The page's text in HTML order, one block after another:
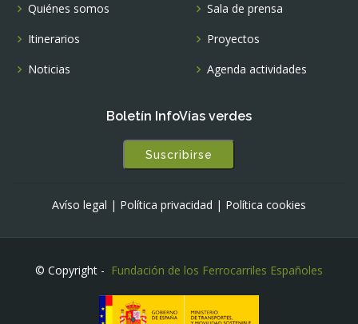
Quiénes somos
Itinerarios
Noticias
Sala de prensa
Proyectos
Agenda actividades
Boletín InfoVías verdes
Suscribirse
Avíso legal | Política privacidad | Política cookies
© Copyright - Fundación de los Ferrocarriles Españoles